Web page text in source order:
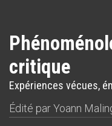
critique
Expériences vécues,
Édité parYoann